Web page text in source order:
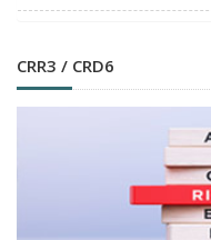
CRR3 / CRD6